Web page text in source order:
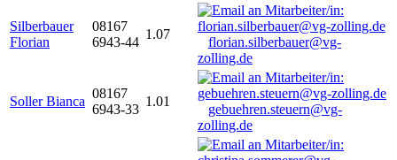
Silberbauer
Florian
08167
6943-44
1.07
florian.silberbauer@vg-
zolling.de
Soller Bianca
08167
6943-33
1.01
gebuehren.steuern@vg-
zolling.de